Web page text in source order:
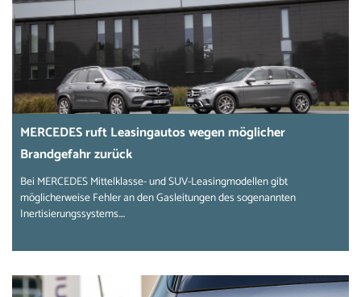
MERCEDES ruft Leasingautos wegen möglicher
Brandgefahr zurück
Bei MERCEDES Mittelklasse- und SUV-Leasingmodellen gibt
möglicherweise Fehler an den Gasleitungen des sogenannten
Inertisierungssystems....